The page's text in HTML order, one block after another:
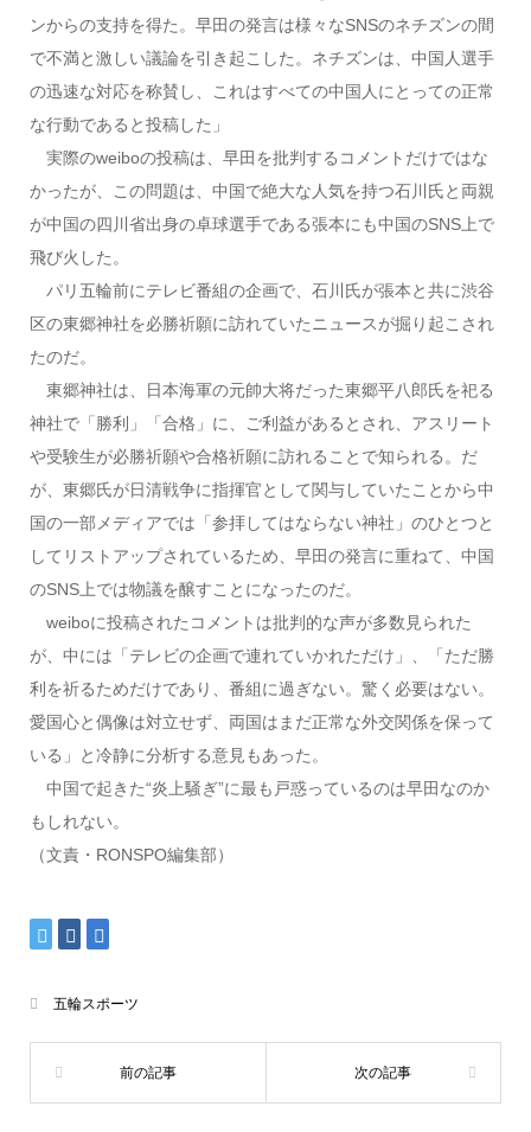
ンからの支持を得た。早田の発言は様々なSNSのネチズンの間
で不満と激しい議論を引き起こした。ネチズンは、中国人選手
の迅速な対応を称賛し、これはすべての中国人にとっての正常
な行動であると投稿した」
実際のweiboの投稿は、早田を批判するコメントだけではな
かったが、この問題は、中国で絶大な人気を持つ石川氏と両親
が中国の四川省出身の卓球選手である張本にも中国のSNS上で
飛び火した。
パリ五輪前にテレビ番組の企画で、石川氏が張本と共に渋谷
区の東郷神社を必勝祈願に訪れていたニュースが掘り起こされ
たのだ。
東郷神社は、日本海軍の元帥大将だった東郷平八郎氏を祀る
神社で「勝利」「合格」に、ご利益があるとされ、アスリート
や受験生が必勝祈願や合格祈願に訪れることで知られる。だ
が、東郷氏が日清戦争に指揮官として関与していたことから中
国の一部メディアでは「参拝してはならない神社」のひとつと
してリストアップされているため、早田の発言に重ねて、中国
のSNS上では物議を醸すことになったのだ。
weiboに投稿されたコメントは批判的な声が多数見られた
が、中には「テレビの企画で連れていかれただけ」、「ただ勝
利を祈るためだけであり、番組に過ぎない。驚く必要はない。
愛国心と偶像は対立せず、両国はまだ正常な外交関係を保って
いる」と冷静に分析する意見もあった。
中国で起きた“炎上騒ぎ”に最も戸惑っているのは早田なのか
もしれない。
（文責・RONSPO編集部）
五輪スポーツ